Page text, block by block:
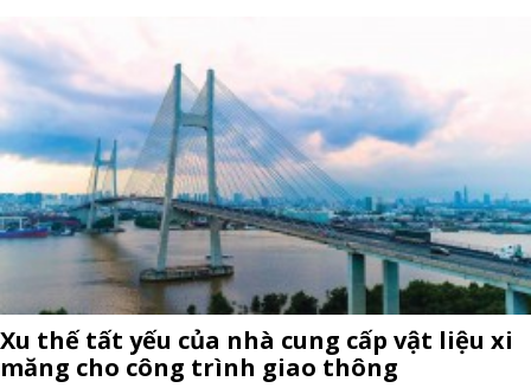
Xu thế tất yếu của nhà cung cấp vật liệu xi
măng cho công trình giao thông